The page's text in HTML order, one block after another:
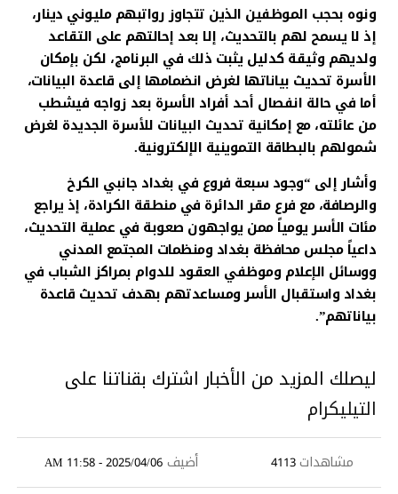
ونوه بحجب الموظفين الذين تتجاوز رواتبهم مليوني دينار،
إذ لا يسمح لهم بالتحديث، إلا بعد إحالتهم على التقاعد
ولديهم وثيقة كدليل يثبت ذلك في البرنامج، لكن بإمكان
الأسرة تحديث بياناتها لغرض انضمامها إلى قاعدة البيانات،
أما في حالة انفصال أحد أفراد الأسرة بعد زواجه فيشطب
من عائلته، مع إمكانية تحديث البيانات للأسرة الجديدة لغرض
شمولهم بالبطاقة التموينية الإلكترونية.
وأشار إلى “وجود سبعة فروع في بغداد جانبي الكرخ
والرصافة، مع فرع مقر الدائرة في منطقة الكرادة، إذ يراجع
مئات الأسر يومياً ممن يواجهون صعوبة في عملية التحديث،
داعياً مجلس محافظة بغداد ومنظمات المجتمع المدني
ووسائل الإعلام وموظفي العقود للدوام بمراكز الشباب في
بغداد واستقبال الأسر ومساعدتهم بهدف تحديث قاعدة
بياناتهم”.
ليصلك المزيد من الأخبار اشترك بقناتنا على
التيليكرام
مشاهدات4113 أضيف 2025/04/06 - 11:58 AM